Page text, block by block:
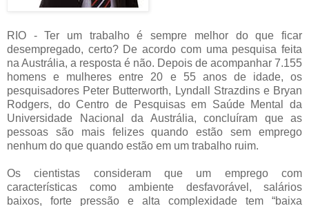
RIO - Ter um trabalho é sempre melhor do que ficar
desempregado, certo? De acordo com uma pesquisa feita
na Austrália, a resposta é não. Depois de acompanhar 7.155
homens e mulheres entre 20 e 55 anos de idade, os
pesquisadores Peter Butterworth, Lyndall Strazdins e Bryan
Rodgers, do Centro de Pesquisas em Saúde Mental da
Universidade Nacional da Austrália, concluíram que as
pessoas são mais felizes quando estão sem emprego
nenhum do que quando estão em um trabalho ruim.
Os cientistas consideram que um emprego com
características como ambiente desfavorável, salários
baixos, forte pressão e alta complexidade tem “baixa